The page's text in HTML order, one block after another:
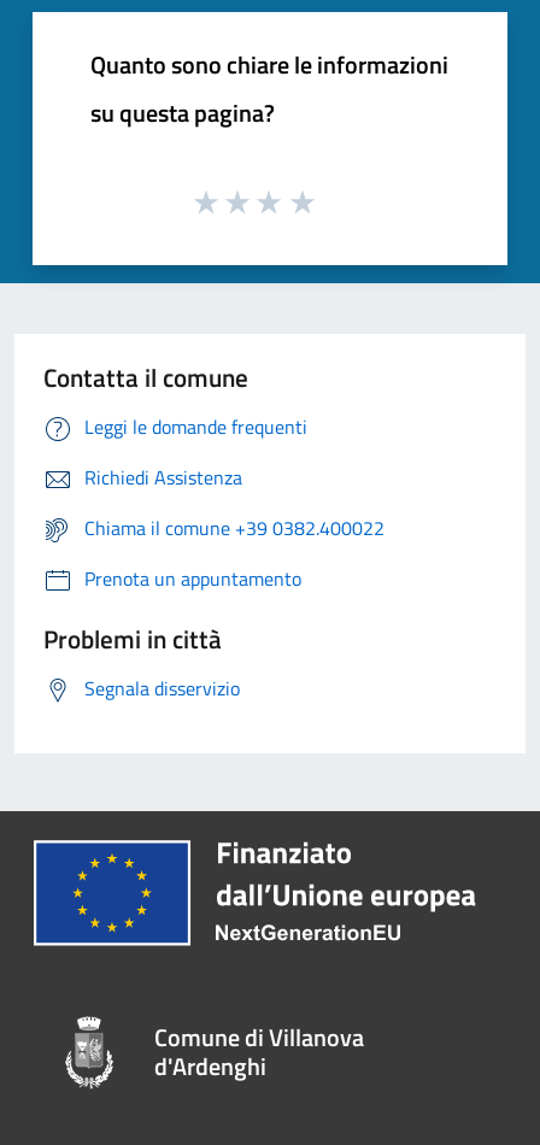
Quanto sono chiare le informazioni
su questa pagina?
Contatta il comune
Leggi le domande frequenti
Richiedi Assistenza
Chiama il comune +39 0382.400022
Prenota un appuntamento
Problemi in città
Segnala disservizio
Comune di Villanova
d'Ardenghi